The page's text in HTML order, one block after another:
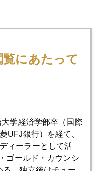
にあたって
学経済学部卒（国際
UFJ銀行）を経て、
ィーラーとして活
ゴールド・カウンシ